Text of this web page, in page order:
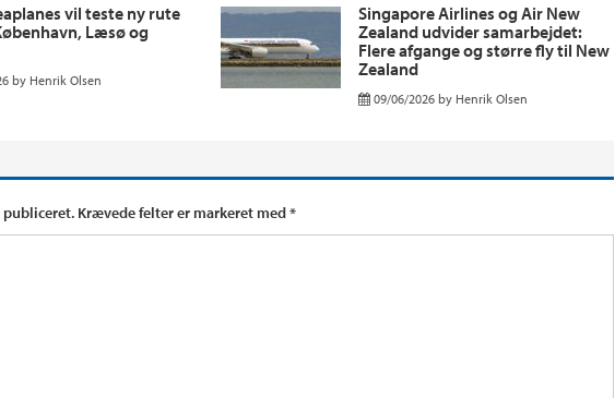
vil teste ny rute
Læsø og
by Henrik Olsen
Singapore Airlines og Air New
Zealand udvider samarbejdet:
Flere afgange og større fly til New
Zealand
09/06/2026 by Henrik Olsen
publiceret. Krævede felter er markeret med*